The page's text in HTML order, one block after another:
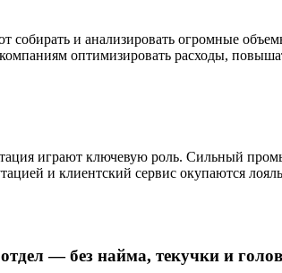
и анализировать огромные
оптимизировать расходы,
играют ключевую роль. Сильный
и клиентский сервис окупаются
отдел — без найма, текучки и